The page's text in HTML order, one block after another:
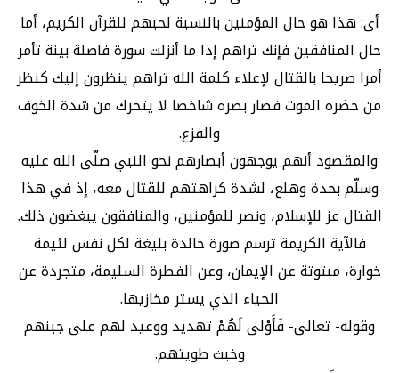
أى: هذا هو حال المؤمنين بالنسبة لحبهم للقرآن الكريم، أما
حال المنافقين فإنك تراهم إذا ما أنزلت سورة فاصلة بينة تأمر
أمرا صريحا بالقتال لإعلاء كلمة الله تراهم ينظرون إليك كنظر
من حضره الموت فصار بصره شاخصا لا يتحرك من شدة الخوف
والفزع.
والمقصود أنهم يوجهون أبصارهم نحو النبي صلّى الله عليه
وسلّم بحدة وهلع، لشدة كراهتهم للقتال معه، إذ في هذا
القتال عز للإسلام، ونصر للمؤمنين، والمنافقون يبغضون ذلك.
فالآية الكريمة ترسم صورة خالدة بليغة لكل نفس لئيمة
خوارة، مبتوتة عن الإيمان، وعن الفطرة السليمة، متجردة عن
الحياء الذي يستر مخازيها.
وقوله- تعالى- فَأَوْلى لَهُمْ تهديد ووعيد لهم على جبنهم
وخبث طويتهم.